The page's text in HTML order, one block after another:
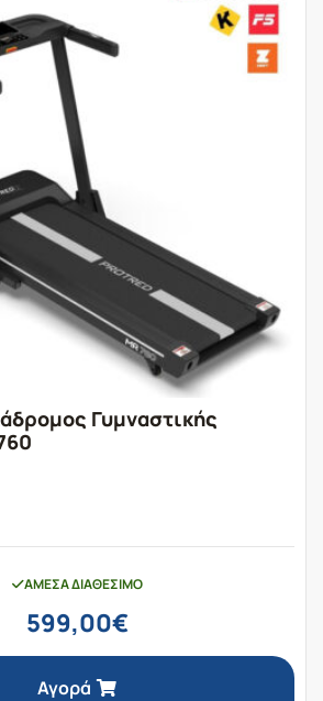
Γυμναστικής
ΆΜΕΣΑ ΔΙΑΘΈΣΙΜΟ
599,00€
Αγορά